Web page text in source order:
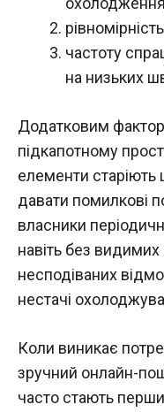
частоту
на низьких
Додатковим
підкапотному
елементи
давати помилкові
власники
навіть без
несподіваних
нестачі
Коли виникає
зручний онлайн-
часто стають